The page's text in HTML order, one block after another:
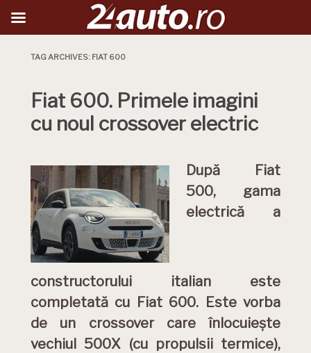
TAG ARCHIVES: FIAT 600
Fiat 600. Primele imagini
cu noul crossover electric
După Fiat
500, gama
electrică a
constructorului italian este
completată cu Fiat 600. Este vorba
de un crossover care înlocuiește
vechiul 500X (cu propulsii termice),